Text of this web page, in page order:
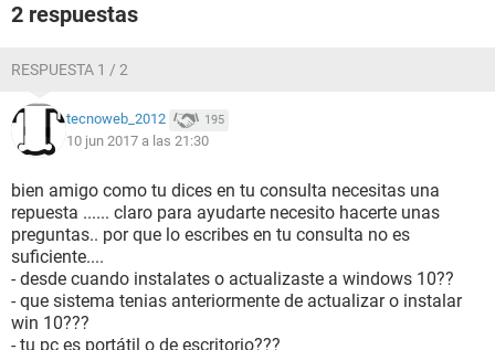
2 respuestas
RESPUESTA 1 / 2
tecnoweb_2012 195
10 jun 2017 a las 21:30
bien amigo como tu dices en tu consulta necesitas una
repuesta ...... claro para ayudarte necesito hacerte unas
preguntas.. por que lo escribes en tu consulta no es
suficiente....
- desde cuando instalates o actualizaste a windows 10??
- que sistema tenias anteriormente de actualizar o instalar
win 10???
- tu pc es portátil o de escritorio???